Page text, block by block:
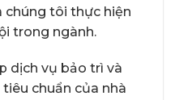
chúng tôi thực hiện
trong ngành.
dịch vụ bảo trì và
chuẩn của nhà